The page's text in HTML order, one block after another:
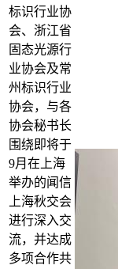
标识行业协
会、浙江省
固态光源行
业协会及常
州标识行业
协会，与各
协会秘书长
围绕即将于
9月在上海
举办的闻信
上海秋交会
进行深入交
流，并达成
多项合作共